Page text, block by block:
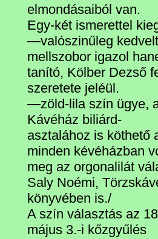
elmondásaiból van.
Egy-két ismerettel
—valószinűleg
mellszobor igazol
tanító, Kölber Dezső
szeretete jeléül.
—zöld-lila szín ügye,
Kávéház biliárd-
asztalához is köthető
minden kévéházban
meg az orgonalilát
Saly Noémi,
könyvében is./
A szín választás az
május 3.-i kőzgyűlés